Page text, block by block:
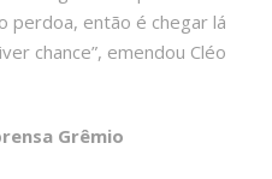
perdoa, então é chegar lá
chance”, emendou Cléo
Grêmio